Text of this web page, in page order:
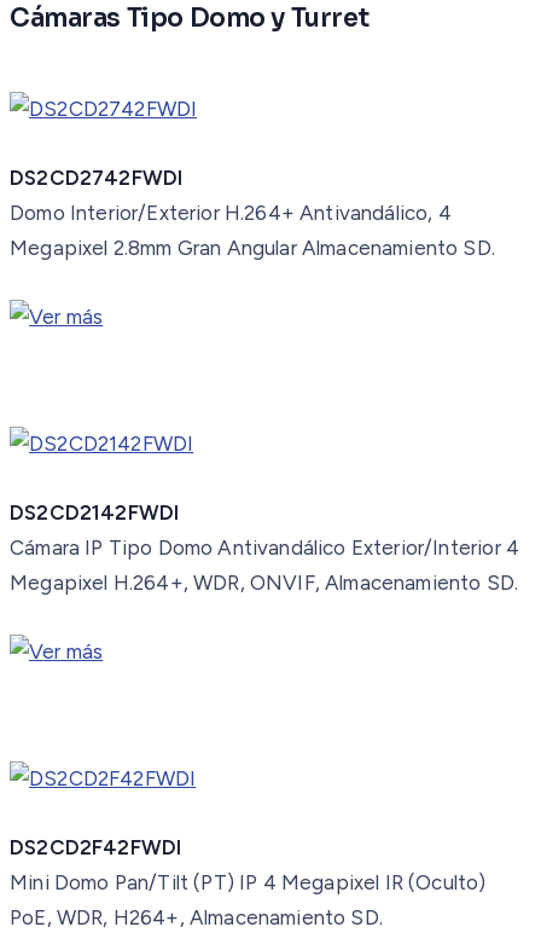
Cámaras Tipo Domo y Turret
DS2CD2742FWDI
Domo Interior/Exterior H.264+ Antivandálico, 4
Megapixel 2.8mm Gran Angular Almacenamiento SD.
DS2CD2142FWDI
Cámara IP Tipo Domo Antivandálico Exterior/Interior 4
Megapixel H.264+, WDR, ONVIF, Almacenamiento SD.
DS2CD2F42FWDI
Mini Domo Pan/Tilt (PT) IP 4 Megapixel IR (Oculto)
PoE, WDR, H264+, Almacenamiento SD.